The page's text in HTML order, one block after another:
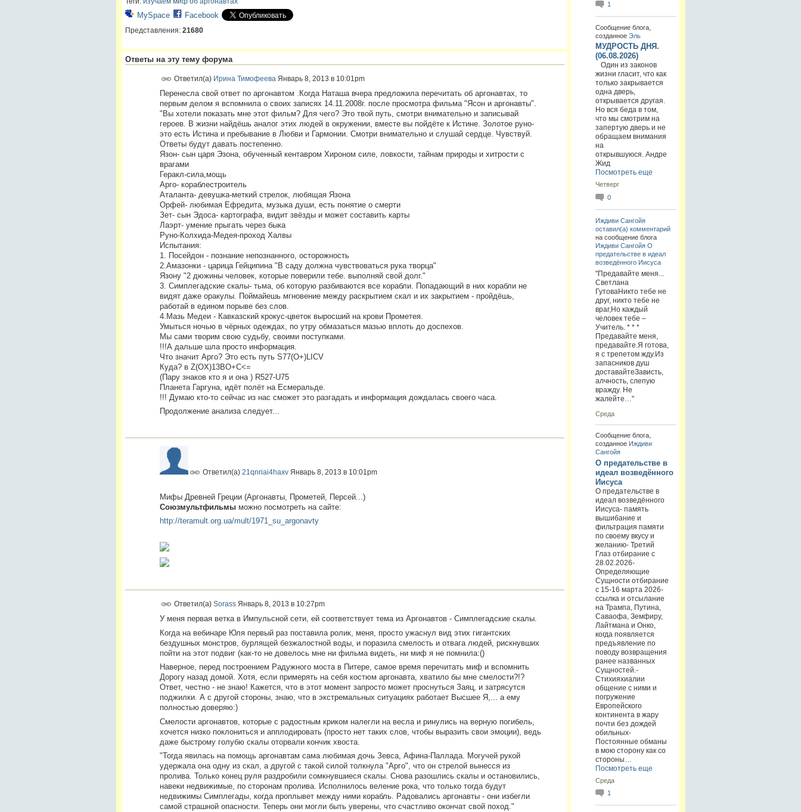
MySpace Facebook
Представления: 21680
Ответы на эту тему форума
Ответил(а) Ирина Тимофеева Январь 8, 2013 в 10:01pm
Перенесла свой ответ по аргонавтом .Когда Наташа вчера предложила перечитать об аргонавтах, то
первым делом я вспомнила о своих записях 14.11.2008г. после просмотра фильма "Ясон и аргонавты".
"Вы хотели показать мне этот фильм? Для чего? Это твой путь, смотри внимательно и записывай
героев. В жизни найдёшь аналог этих людей в окружении, вместе вы пойдёте к Истине. Золотое руно-
это есть Истина и пребывание в Любви и Гармонии. Смотри внимательно и слушай сердце. Чувствуй.
Ответы будут давать постепенно.
Язон- сын царя Эзона, обученный кентавром Хироном силе, ловкости, тайнам природы и хитрости с
врагами
Геракл-сила,мощь
Арго- кораблестроитель
Аталанта- девушка-меткий стрелок, любящая Язона
Орфей- любимая Ефредита, музыка души, есть понятие о смерти
Зет- сын Эдоса- картографа, видит звёзды и может составить карты
Лаэрт- умение прыгать через быка
Руно-Колхида-Медея-проход Халвы
Испытания:
1. Посейдон - познание непознанного, осторожность
2.Амазонки - царица Гейципина "В саду должна чувствоваться рука творца"
Язону "2 дюжины человек, которые поверили тебе. выполняй свой долг."
3. Симплегадские скалы- тьма, об которую разбиваются все корабли. Попадающий в них корабли не
видят даже оракулы. Поймайешь мгновение между раскрытием скал и их закрытием - пройдёшь,
работай в едином порыве без слов.
4.Мазь Медеи - Кавказский крокус-цветок выросший на крови Прометея.
Умыться ночью в чёрных одеждах, по утру обмазаться мазью вплоть до доспехов.
Мы сами творим свою судьбу, своими поступками.
!!!А дальше шла просто информация.
Что значит Арго? Это есть путь S77(О+)LICV
Куда? в Z(OX)13BO+C<=
(Пару знаков кто я и она ) R527-U75
Планета Гаргуна, идёт полёт на Есмеральде.
!!! Думаю кто-то сейчас из нас сможет это разгадать и информация дождалась своего часа.
Продолжение анализа следует...
Ответил(а) 21qnriai4haxv Январь 8, 2013 в 10:01pm
Мифы Древней Греции (Аргонавты, Прометей, Персей...)
Союзмультфильмыможно посмотреть на сайте:
http://teramult.org.ua/mult/1971_su_argonavty
Ответил(а) Sorass Январь 8, 2013 в 10:27pm
У меня первая ветка в Импульсной сети, ей соответствует тема из Аргонавтов - Симплегадские скалы.
Когда на вебинаре Юля первый раз поставила ролик, меня, просто ужаснул вид этих гигантских
бездушных монстров, бурлящей безжалостной воды, и поразила смелость и отвага людей, рискнувших
пойти на этот подвиг (как-то не довелось мне ни фильма видеть, ни миф я не помнила:()
Наверное, перед построением Радужного моста в Питере, самое время перечитать миф и вспомнить
Дорогу назад домой. Хотя, если примерять на себя костюм аргонавта, хватило бы мне смелости?!?
Ответ, честно - не знаю! Кажется, что в этот момент запросто может проснуться Заяц, и затрясутся
поджилки. А с другой стороны, знаю, что в экстремальных ситуациях работает Высшее Я,... а ему
полностью доверяю:)
Смелости аргонавтов, которые с радостным криком налегли на весла и ринулись на верную погибель,
хочется низко поклониться и апплодировать (просто нет таких слов, чтобы выразить свои эмоции), ведь
даже быстрому голубю скалы оторвали кончик хвоста.
"Тогда явилась на помощь аргонавтам сама любимая дочь Зевса, Афина-Паллада. Могучей рукой
удержала она одну из скал, а другой с такой силой толкнула "Арго", что он стрелой вынесся из
пролива. Только конец руля раздробили сомкнувшиеся скалы. Снова разошлись скалы и остановились,
навеки недвижимые, по сторонам пролива. Исполнилось веление рока, что только тогда будут
недвижимы Симплегады, когда проплывет между ними корабль. Радовались аргонавты - они избегли
самой страшной опасности. Теперь они могли быть уверены, что счастливо окончат свой поход."
1
Сообщение блога,
созданное Эль
МУДРОСТЬ ДНЯ.
(06.08.2026)
Один из законов
жизни гласит, что как
только закрывается
одна дверь,
открывается другая.
Но вся беда в том,
что мы смотрим на
запертую дверь и не
обращаем внимания
на
открывшуюся. Андре
Жид
Посмотреть еще
Четверг
0
Иждиви Сангойя
оставил(а) комментарий
на сообщение блога
Иждиви Сангойя О
предательстве в идеал
возведённого Иисуса
"Предавайте меня...
Светлана
ГутоваНикто тебе не
друг, никто тебе не
враг,Но каждый
человек тебе –
Учитель. * * *
Предавайте меня,
предавайте.Я готова,
я с трепетом жду.Из
запасников душ
доставайтеЗависть,
алчность, слепую
вражду. Не
жалейте…"
Среда
Сообщение блога,
созданное Иждиви
Сангойя
О предательстве в
идеал возведённого
Иисуса
О предательстве в
идеал возведённого
Иисуса- память
вышибание и
фильтрация памяти
по своему вкусу и
желанию- Третий
Глаз отбирание с
28.02.2026-
Определяющие
Сущности отбирание
с 15-16 марта 2026-
ссылка и отсылание
на Трампа, Путина,
Саваофа, Земфиру,
Лайтмана и Онко,
когда появляется
предъявление по
поводу возвращения
ранее названных
Сущностей.-
Стихияхиалии
общение с ними и
погружение
Европейского
континента в жару
почти без дождей
обильных-
Постоянные обманы
в мою сторону как со
стороны…
Посмотреть еще
Среда
1